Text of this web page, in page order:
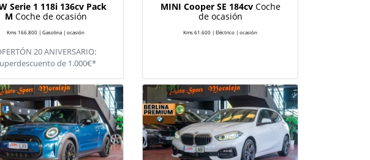
Serie 1 118i 136cv Pack
M Coche de ocasión
Kms 166.800 | Gasolina | ocasión
20 ANIVERSARIO:
de 1.000€*
MINI Cooper SE 184cvCoche
de ocasión
Kms 61.600 | Eléctrico | ocasión